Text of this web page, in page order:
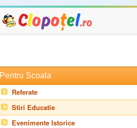
Pentru Scoala
Referate
Stiri Educatie
Evenimente Istorice